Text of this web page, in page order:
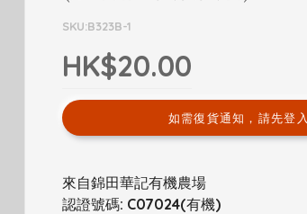
SKU:B323B-1
HK$20.00
如需復貨通知，請先登入
來自錦田華記有機農場
認證號碼: C07024(有機)